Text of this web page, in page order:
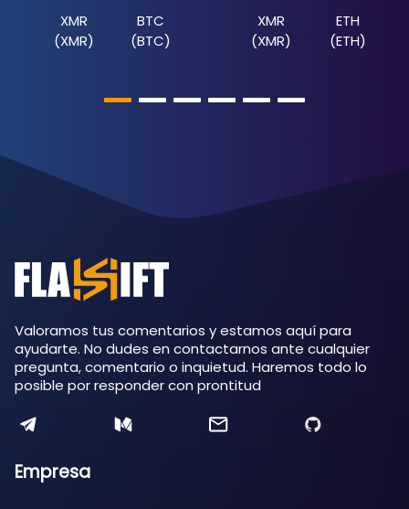
XMR
(XMR)
BTC
(BTC)
XMR
(XMR)
ETH
(ETH)
Valoramos tus comentarios y estamos aquí para
ayudarte. No dudes en contactarnos ante cualquier
pregunta, comentario o inquietud. Haremos todo lo
posible por responder con prontitud
Empresa